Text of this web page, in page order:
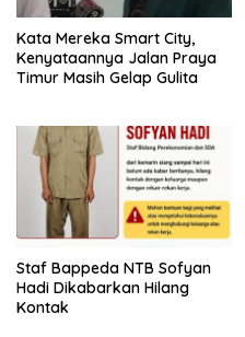
Kata Mereka Smart City,
Kenyataannya Jalan Praya
Timur Masih Gelap Gulita
Staf Bappeda NTB Sofyan
Hadi Dikabarkan Hilang
Kontak